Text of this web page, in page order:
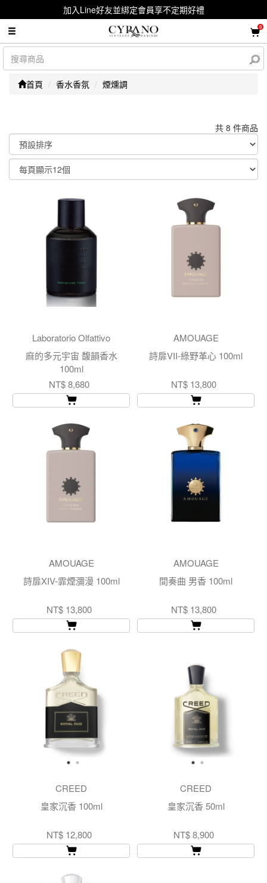
加入Line好友並綁定會員享不定期好禮
0
首頁 香水香氛 煙燻調
共 8 件商品
Laboratorio Olfattivo
麻的多元宇宙 馥韻香水
100ml
NT$ 8,680
AMOUAGE
詩扉VII-綠野革心 100ml
NT$ 13,800
AMOUAGE
詩扉XIV-霏煙瀰漫 100ml
NT$ 13,800
AMOUAGE
間奏曲 男香 100ml
NT$ 13,800
CREED
皇家沉香 100ml
NT$ 12,800
CREED
皇家沉香 50ml
NT$ 8,900